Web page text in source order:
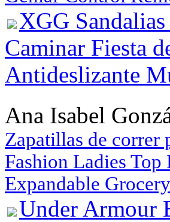
XGG
Caminar Fiesta
Antideslizante
Ana Isabel
Zapatillas de correr
Fashion Ladies Top
Expandable Grocery
Under Armour